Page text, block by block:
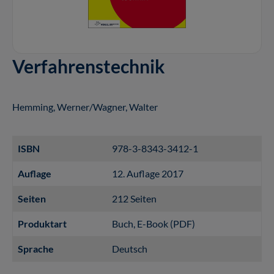
Verfahrenstechnik
Hemming, Werner/Wagner, Walter
ISBN 978-3-8343-3412-1
Auflage 12. Auflage 2017
Seiten 212 Seiten
Produktart Buch , E-Book (PDF)
Sprache Deutsch